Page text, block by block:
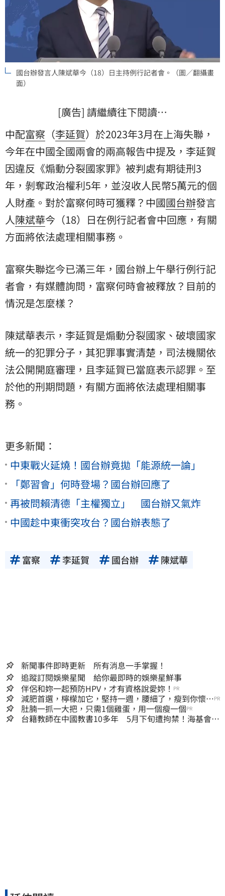
國台辦發言人陳斌華今（18）日主持例行記者會。（圖／翻攝畫
面）
[廣告] 請繼續往下閱讀…
中配富察 （李延賀）於2023年3月在上海失聯，
今年在中國全國兩會的兩高報告中提及，李延賀
因違反《煽動分裂國家罪》被判處有期徒刑3
年，剝奪政治權利5年，並沒收人民幣5萬元的個
人財產。對於富察何時可獲釋？中國國台辦發言
人陳斌華今（18）日在例行記者會中回應，有關
方面將依法處理相關事務。
富察失聯迄今已滿三年，國台辦上午舉行例行記
者會，有媒體詢問，富察何時會被釋放？目前的
情況是怎麼樣？
陳斌華表示，李延賀是煽動分裂國家、破壞國家
統一的犯罪分子，其犯罪事實清楚，司法機關依
法公開開庭審理，且李延賀已當庭表示認罪。至
於他的刑期問題，有關方面將依法處理相關事
務。
更多新聞：
中東戰火延燒！國台辦竟拋「能源統一論」
「鄭習會」何時登場？國台辦回應了
再被問賴清德「主權獨立」 國台辦又氣炸
中國趁中東衝突攻台？國台辦表態了
富察 李延賀 國台辦 陳斌華
新聞事件即時更新 所有消息一手掌握！
追蹤訂閱娛樂星聞 給你最即時的娛樂星鮮事
伴侶和妳一起預防HPV，才有資格說愛妳！ PR
減肥首選，檸檬加它，堅持一週，腰細了，瘦到你懷疑
人生
PR
肚腩一抓一大把，只需1個雞蛋，用一個瘦一個PR
台籍教師在中國教書10多年 5月下旬遭拘禁！海基會揭